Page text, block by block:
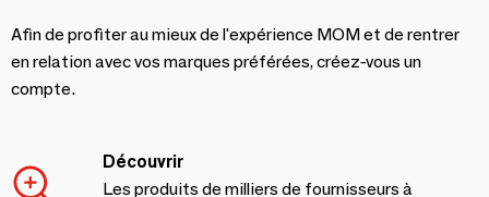
Afin de profiter au mieux de l'expérience MOM et de rentrer
en relation avec vos marques préférées, créez-vous un
compte.
Découvrir
Les produits de milliers de fournisseurs à